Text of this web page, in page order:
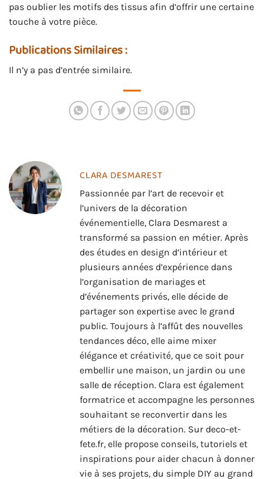
pas oublier les motifs des tissus afin d’offrir une certaine
touche à votre pièce.
Publications Similaires :
Il n’y a pas d’entrée similaire.
CLARA DESMAREST
Passionnée par l’art de recevoir et
l’univers de la décoration
événementielle, Clara Desmarest a
transformé sa passion en métier. Après
des études en design d’intérieur et
plusieurs années d’expérience dans
l’organisation de mariages et
d’événements privés, elle décide de
partager son expertise avec le grand
public. Toujours à l’affût des nouvelles
tendances déco, elle aime mixer
élégance et créativité, que ce soit pour
embellir une maison, un jardin ou une
salle de réception. Clara est également
formatrice et accompagne les personnes
souhaitant se reconvertir dans les
métiers de la décoration. Sur deco-et-
fete.fr, elle propose conseils, tutoriels et
inspirations pour aider chacun à donner
vie à ses projets, du simple DIY au grand